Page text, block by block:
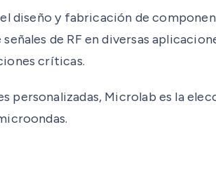
diseño y fabricación de
de RF en diversas
críticas.
Microlab es la